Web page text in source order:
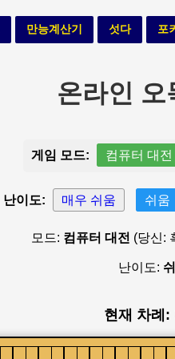
만능계산기 섯다 포
온라인 오
게임 모드: 컴퓨터 대전
난이도: 매우 쉬움 쉬움
모드: 컴퓨터 대전 (당신:
난이도:
현재 차례: